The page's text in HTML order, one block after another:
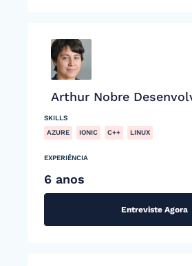
Arthur Nobre
SKILLS
AZURE
IONIC C++ LINUX
EXPERIÊNCIA
6 anos
Entreviste Agora